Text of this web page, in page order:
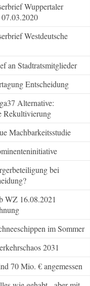
Wuppertaler
Westdeutsche
an Stadtratsmitglieder
Entscheidung
Alternative:
Rekultivierung
Machbarkeitsstudie
bei
WZ 16.08.2021
im Sommer
2031
70 Mio. € angemessen